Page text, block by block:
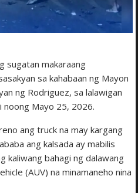
sugatan makaraang
sa kahabaan ng Mayon
ng Rodriguez, sa lalawigan
noong Mayo 25, 2026.
ang truck na may kargang
ang kalsada ay mabilis
kaliwang bahagi ng dalawang
(AUV) na minamaneho nina